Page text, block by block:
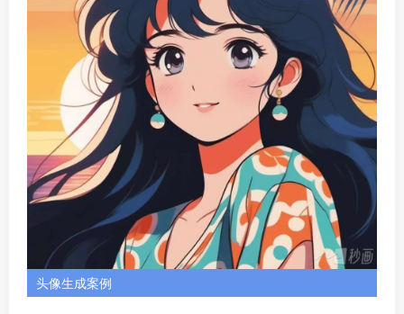
5、造梦日记
造梦日记首页预览
官方网址 评测地址
造梦日记是一款国产 AI 绘画工具。它支持文生图及图生图
模式，可以利用文字定制原创形象的头像，也可以上传参